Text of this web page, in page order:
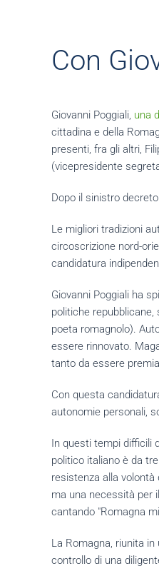
Con
Giovanni Poggiali, una
cittadina e della
presenti, fra gli altri,
(vicepresidente
Dopo il sinistro
Le migliori tradizioni
circoscrizione nord-
candidatura
Giovanni Poggiali ha
politiche
poeta romagnolo).
essere rinnovato.
tanto da essere
Con questa
autonomie personali,
In questi tempi difficili
politico italiano è da
resistenza alla volontà
ma una necessità per
cantando "Romagna
La Romagna, riunita
controllo di una